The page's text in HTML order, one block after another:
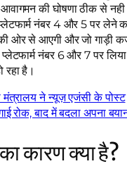
की घोषणा ठीक से नही
नंबर 4 और 5 पर लेने
की ओर से आएगी और जो गाड़ी
नंबर 6 और 7 पर लिया
रहा है।
ने न्यूज़ एजंसी के पोस्ट
रोक, बाद में बदला अपना
कारण क्या है?